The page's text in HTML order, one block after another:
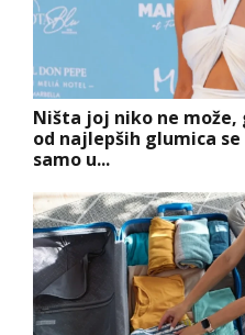
Ništa joj niko ne može,
od najlepših glumica
samo u...